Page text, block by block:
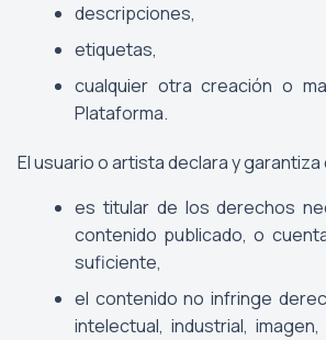
descripciones,
etiquetas,
cualquier otra creación o
Plataforma.
El usuario o artista declara y garantiza
es titular de los derechos
contenido publicado, o
suficiente,
el contenido no infringe
intelectual, industrial,